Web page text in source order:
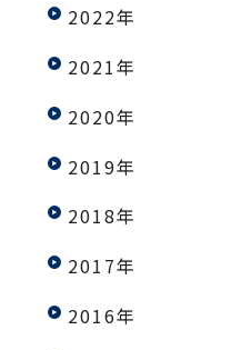
2022年
2021年
2020年
2019年
2018年
2017年
2016年